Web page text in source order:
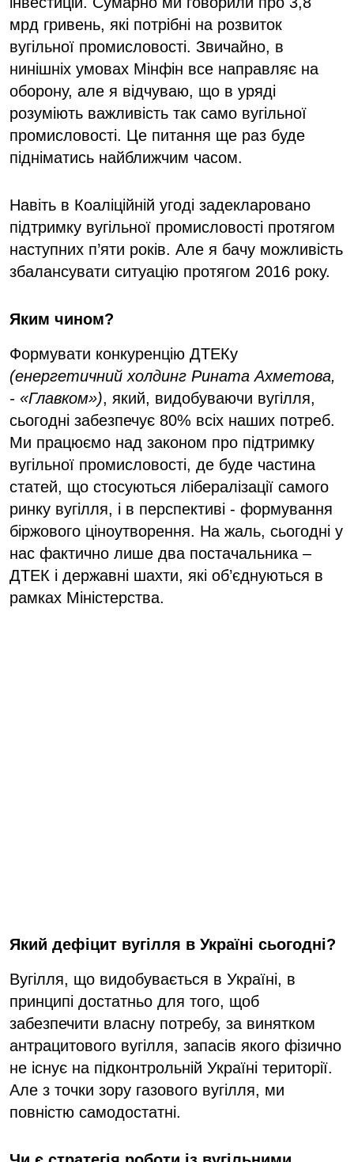
мрд гривень, які потрібні на розвиток
вугільної промисловості. Звичайно, в
нинішніх умовах Мінфін все направляє на
оборону, але я відчуваю, що в уряді
розуміють важливість так само вугільної
промисловості. Це питання ще раз буде
підніматись найближчим часом.
Навіть в Коаліційній угоді задекларовано
підтримку вугільної промисловості протягом
наступних п’яти років. Але я бачу можливість
збалансувати ситуацію протягом 2016 року.
Яким чином?
Формувати конкуренцію ДТЕКу
(енергетичний холдинг Рината Ахметова,
- «Главком»), який, видобуваючи вугілля,
сьогодні забезпечує 80% всіх наших потреб.
Ми працюємо над законом про підтримку
вугільної промисловості, де буде частина
статей, що стосуються лібералізації самого
ринку вугілля, і в перспективі - формування
біржового ціноутворення. На жаль, сьогодні у
нас фактично лише два постачальника –
ДТЕК і державні шахти, які об’єднуються в
рамках Міністерства.
Який дефіцит вугілля в Україні сьогодні?
Вугілля, що видобувається в Україні, в
принципі достатньо для того, щоб
забезпечити власну потребу, за винятком
антрацитового вугілля, запасів якого фізично
не існує на підконтрольній Україні території.
Але з точки зору газового вугілля, ми
повністю самодостатні.